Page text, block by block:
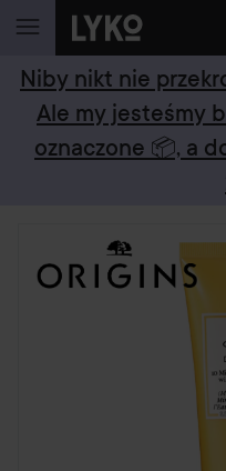
PRZEJDŹ DO TREŚCI
Niby nikt nie
Ale my jesteśmy
oznaczone 📦, a
POMIŃ SEKCJĘ